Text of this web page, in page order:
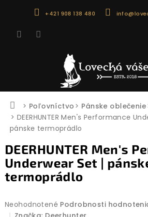
+421 908 138 480
Domov
Poľovníctvo Pánske oblečenie
DEERHUNTER Men's Performance
pánske termoprádlo
DEERHUNTER Men's
Underwear Set |
termoprádlo
Priemerné
Neohodnotené Podrobnosti